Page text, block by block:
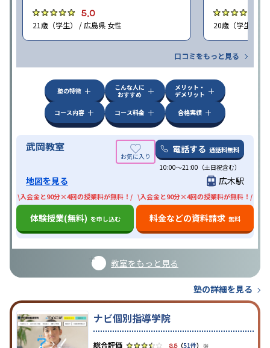
5.0
21歳（学生） / 広島県 女性 20歳（学生） /
口コミをもっと見る
塾の特徴
こんな人に
おすすめ
メリット・
デメリット
コース内容
コース料金 合格実績
武岡教室 電話する 通話料無料
10:00〜21:00（土日祝含む）
地図を見る 広木駅
\入会金と90分×4回の授業料が無料！/
体験授業(無料) を申し込む
\入会金と90分×4回の授業料が無料！/
料金などの資料請求 無料
教室をもっと見る
塾の詳細を見る
ナビ個別指導学院
3.5（51件） ※